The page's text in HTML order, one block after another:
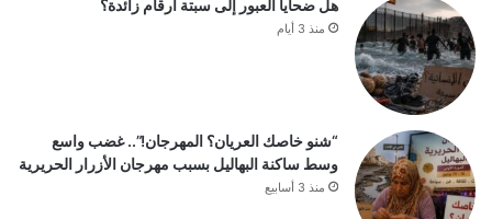
هل ضحايا العبور إلى سبتة أرقام زائدة؟
منذ 3 أيام
“شنو خاصك العريان؟ المهرجان!”.. غضب واسع
وسط ساكنة البهاليل بسبب مهرجان الأزرار الحريرية
منذ 3 أسابيع